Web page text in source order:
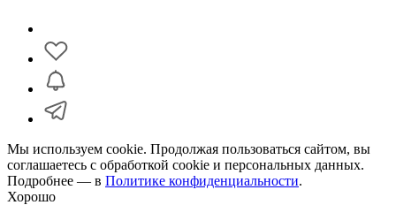
Мы используем cookie. Продолжая пользоваться сайтом, вы
соглашаетесь с обработкой cookie и персональных данных.
Подробнее — в Политике конфиденциальности.
Хорошо